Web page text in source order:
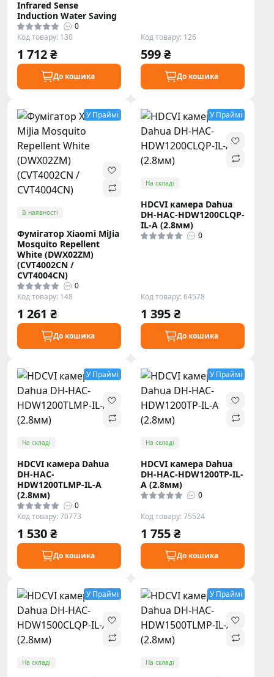
Infrared Sense
Induction Water Saving
0
Код товару: 130
1 712 ₴
До кошика
Код товару: 126
599 ₴
До кошика
У Праймі
В наявності
Фумігатор Xiaomi MiJia
Mosquito Repellent
White (DWX02ZM)
(CVT4002CN /
CVT4004CN)
0
Код товару: 148
1 261 ₴
До кошика
У Праймі
На складі
HDCVI камера Dahua
DH-HAC-HDW1200CLQP-
IL-A (2.8мм)
0
Код товару: 64578
1 395 ₴
До кошика
У Праймі
На складі
HDCVI камера Dahua
DH-HAC-
HDW1200TLMP-IL-A
(2.8мм)
0
Код товару: 70773
1 530 ₴
До кошика
У Праймі
На складі
HDCVI камера Dahua
DH-HAC-HDW1200TP-IL-
A (2.8мм)
0
Код товару: 75524
1 755 ₴
До кошика
У Праймі
На складі
У Праймі
На складі